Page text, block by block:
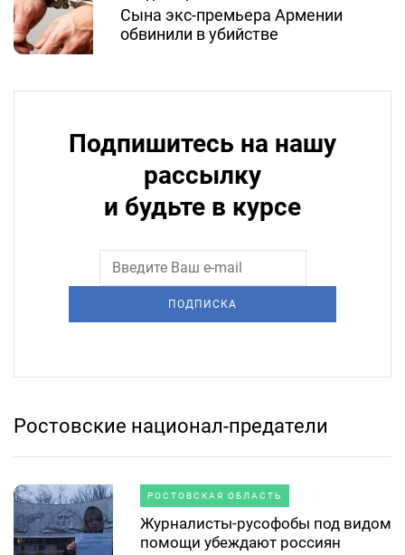
Сына экс-премьера Армении
обвинили в убийстве
Подпишитесь на нашу
рассылку
и будьте в курсе
ПОДПИСКА
Ростовские национал-предатели
РОСТОВСКАЯ ОБЛАСТЬ
Журналисты-русофобы под видом
помощи убеждают россиян